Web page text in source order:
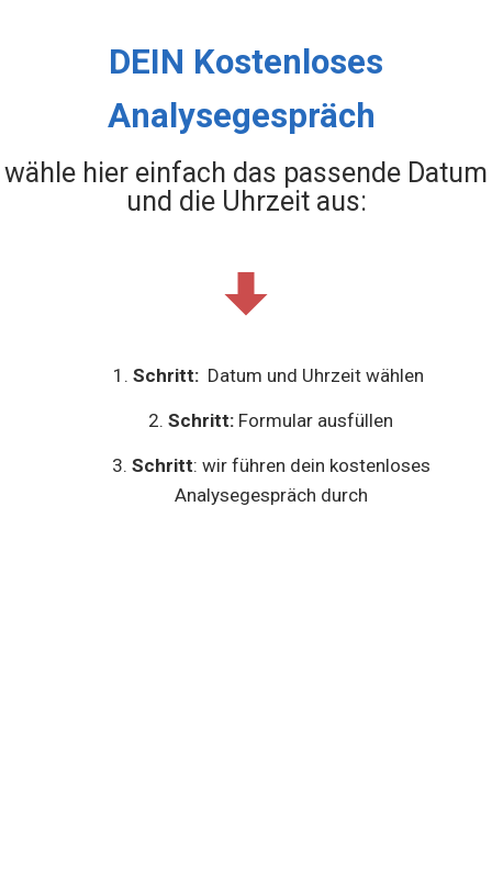
DEIN Kostenloses
Analysegespräch
wähle hier einfach das passende Datum
und die Uhrzeit aus:
Schritt: Datum und Uhrzeit wählen
Schritt: Formular ausfüllen
Schritt: wir führen dein kostenloses
Analysegespräch durch